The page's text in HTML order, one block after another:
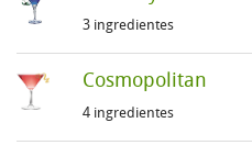
3 ingredientes
Cosmopolitan
4 ingredientes